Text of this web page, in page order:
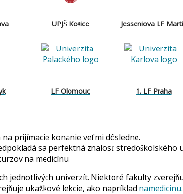
UPJŠ Košice Jesseniova LF
LF Olomouc 1. LF Praha
prijímacie konanie veľmi dôsledne.
sa perfektná znalosť
na medicínu.
jednotlivých univerzít. Niektoré fakulty
ukažkové lekcie, ako napríklad